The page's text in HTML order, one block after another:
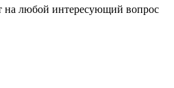
на любой интересующий вопрос